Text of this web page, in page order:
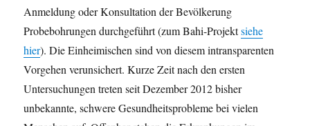
Anmeldung oder Konsultation der Bevölkerung
Probebohrungen durchgeführt (zum Bahi-Projektsiehe
hier). Die Einheimischen sind von diesem intransparenten
Vorgehen verunsichert. Kurze Zeit nach den ersten
Untersuchungen treten seit Dezember 2012 bisher
unbekannte, schwere Gesundheitsprobleme bei vielen